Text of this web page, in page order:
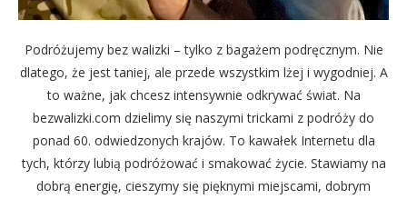
Podróżujemy bez walizki – tylko z bagażem podręcznym. Nie
dlatego, że jest taniej, ale przede wszystkim lżej i wygodniej. A
to ważne, jak chcesz intensywnie odkrywać świat. Na
bezwalizki.com dzielimy się naszymi trickami z podróży do
ponad 60. odwiedzonych krajów. To kawałek Internetu dla
tych, którzy lubią podróżować i smakować życie. Stawiamy na
dobrą energię, cieszymy się pięknymi miejscami, dobrym